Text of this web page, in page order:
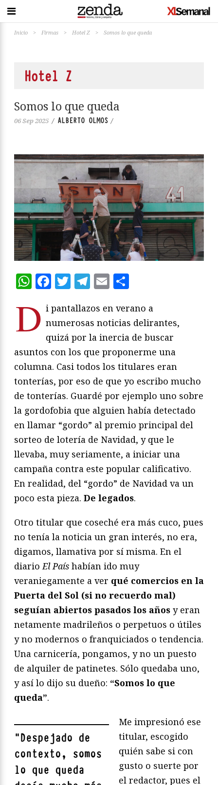
Inicio > Firmas > Hotel Z > Somos lo que queda
Hotel Z
Somos lo que queda
06 Sep 2025 / ALBERTO OLMOS /
WhatsApp
Facebook
Twitter
Telegram
Email
D i pantallazos en verano a
numerosas noticias delirantes,
quizá por la inercia de buscar
asuntos con los que proponerme una
columna. Casi todos los titulares eran
tonterías, por eso de que yo escribo mucho
de tonterías. Guardé por ejemplo uno sobre
la gordofobia que alguien había detectado
en llamar “gordo” al premio principal del
sorteo de lotería de Navidad, y que le
llevaba, muy seriamente, a iniciar una
campaña contra este popular calificativo.
En realidad, del “gordo” de Navidad va un
poco esta pieza. De legados.
Otro titular que coseché era más cuco, pues
no tenía la noticia un gran interés, no era,
digamos, llamativa por sí misma. En el
diarioEl País habían ido muy
veraniegamente a ver qué comercios en la
Puerta del Sol (si no recuerdo mal)
seguían abiertos pasados los años y eran
netamente madrileños o perpetuos o útiles
y no modernos o franquiciados o tendencia.
Una carnicería, pongamos, y no un puesto
de alquiler de patinetes. Sólo quedaba uno,
y así lo dijo su dueño: “Somos lo que
queda”.
"Despejado de
contexto, somos
lo que queda
Me impresionó ese
titular, escogido
quién sabe si con
gusto o suerte por
el redactor, pues el